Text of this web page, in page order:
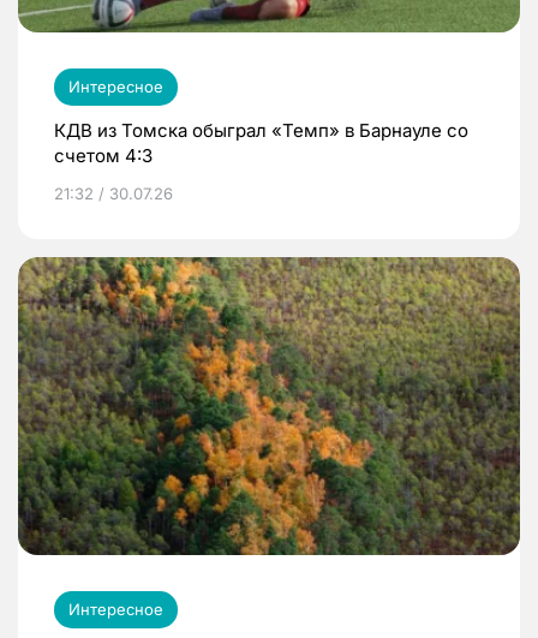
Интересное
КДВ из Томска обыграл «Темп» в Барнауле со
счетом 4:3
21:32 / 30.07.26
Интересное